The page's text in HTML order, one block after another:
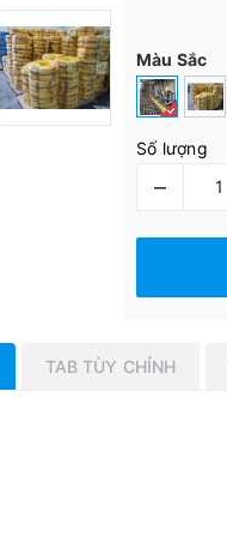
Màu Sắc
Số lượng
–
TAB TÙY CHỈNH